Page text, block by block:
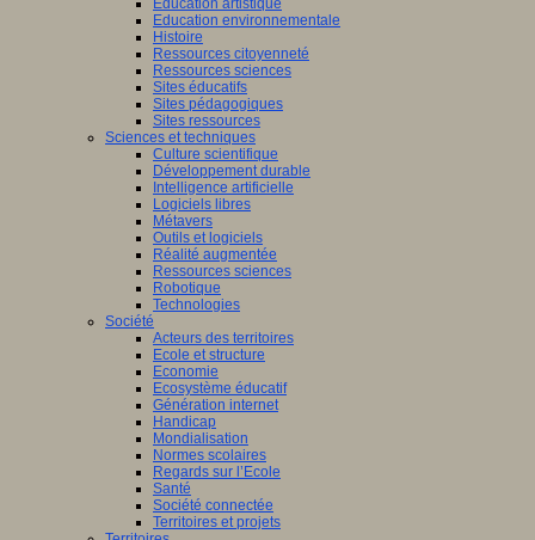
Education artistique
Education environnementale
Histoire
Ressources citoyenneté
Ressources sciences
Sites éducatifs
Sites pédagogiques
Sites ressources
Sciences et techniques
Culture scientifique
Développement durable
Intelligence artificielle
Logiciels libres
Métavers
Outils et logiciels
Réalité augmentée
Ressources sciences
Robotique
Technologies
Société
Acteurs des territoires
Ecole et structure
Economie
Ecosystème éducatif
Génération internet
Handicap
Mondialisation
Normes scolaires
Regards sur l’Ecole
Santé
Société connectée
Territoires et projets